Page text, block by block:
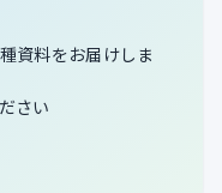
資料をお届けしま
さい